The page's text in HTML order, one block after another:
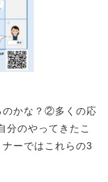
のかな？②多くの応
のやってきたこ
ーではこれらの3